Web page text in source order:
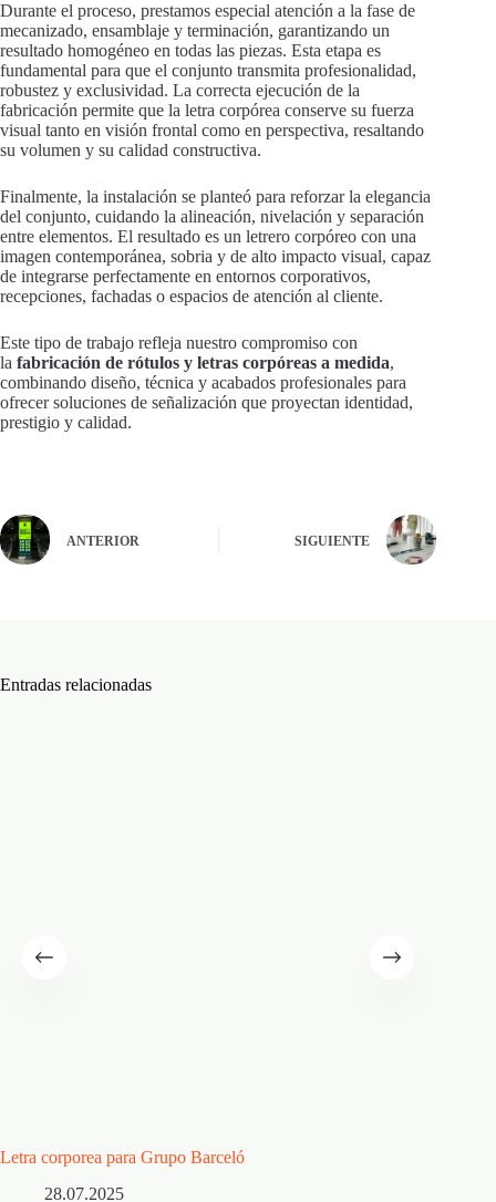
Durante el proceso, prestamos especial atención a la fase de
mecanizado, ensamblaje y terminación, garantizando un
resultado homogéneo en todas las piezas. Esta etapa es
fundamental para que el conjunto transmita profesionalidad,
robustez y exclusividad. La correcta ejecución de la
fabricación permite que la letra corpórea conserve su fuerza
visual tanto en visión frontal como en perspectiva, resaltando
su volumen y su calidad constructiva.
Finalmente, la instalación se planteó para reforzar la elegancia
del conjunto, cuidando la alineación, nivelación y separación
entre elementos. El resultado es un letrero corpóreo con una
imagen contemporánea, sobria y de alto impacto visual, capaz
de integrarse perfectamente en entornos corporativos,
recepciones, fachadas o espacios de atención al cliente.
Este tipo de trabajo refleja nuestro compromiso con
la fabricación de rótulos y letras corpóreas a medida,
combinando diseño, técnica y acabados profesionales para
ofrecer soluciones de señalización que proyectan identidad,
prestigio y calidad.
ANTERIOR SIGUIENTE
Entradas relacionadas
Letra corporea para Grupo Barceló
28.07.2025